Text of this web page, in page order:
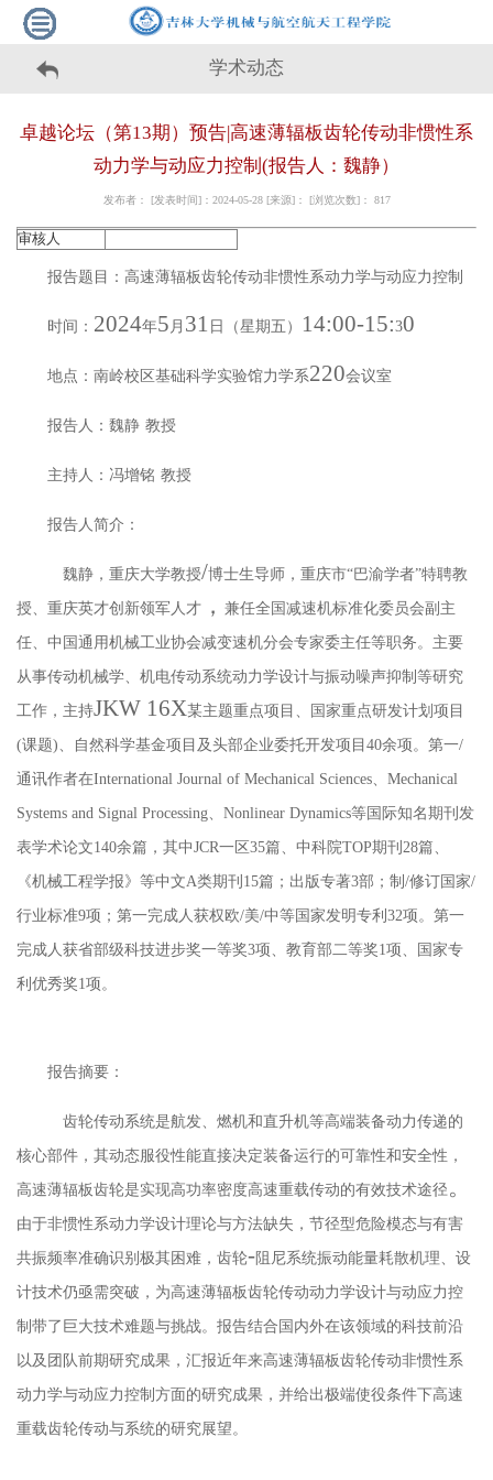
学术动态
卓越论坛（第13期）预告|高速薄辐板齿轮传动非惯性系
动力学与动应力控制(报告人：魏静）
发布者： [发表时间]：2024-05-28 [来源]： [浏览次数]： 817
审核人
报告题目：高速薄辐板齿轮传动非惯性系动力学与动应力控制
时间： 2024年5 月 31 日（星期五 ） 14:00-15:30
地点：南岭校区基础科学实验馆力学系220会议室
报告人：魏静 教授
主持人： 冯增铭 教授
报告人简介：
魏静，重庆大学教授/博士生导师， 重庆市“巴渝学者”特聘教
授、重庆英才创新领军人才 ， 兼任全国减速机标准化委员会副主
任、中国通用机械工业协会减变速机分会专家委主任等职务。主要
从事传动机械学、机电传动系统动力学设计与振动噪声抑制等研究
工作，主持JKW 16X某主题重点项目、国家重点研发计划项目
(课题)、自然科学基金项目及头部企业委托开发项目 40余项。第一/
通讯作者在International Journal of Mechanical Sciences、 Mechanical
Systems and Signal Processing、 Nonlinear Dynamics等国际知名期刊发
表学术论文140余篇，其中JCR一区35篇、中科院TOP期刊 28篇、
《机械工程学报》等中文A类期刊 15篇；出版专著3部；制 /修订国家/
行业标准9项；第一完成人获权欧/美/中等国家发明专利 32项。第一
完成人获省部级科技进步奖一等奖3项、教育部二等奖1项、国家专
利优秀奖1项。
报告摘要：
齿轮传动系统是航发、燃机和直升机等高端装备动力传递的
核心部件，其动态服役性能直接决定装备运行的可靠性和安全性，
高速薄辐板齿轮是实现高功率密度高速重载传动的有效技术途径 。
由于非惯性系动力学设计理论与方法缺失，节径型危险模态与有害
共振频率准确识别极其困难，齿轮-阻尼系统振动能量耗散机理、设
计技术仍亟需突破，为高速薄辐板齿轮传动动力学设计与动应力控
制带了巨大技术难题与挑战。报告结合国内外在该领域的科技前沿
以及团队前期研究成果，汇报近年来高速薄辐板齿轮传动非惯性系
动力学与动应力控制方面的研究成果，并给出极端使役条件下高速
重载齿轮传动与系统的研究展望。